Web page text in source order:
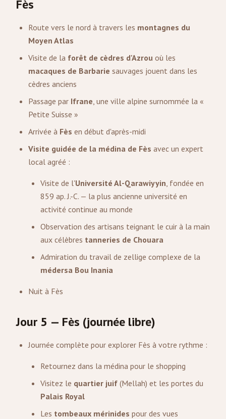
Fès
Route vers le nord à travers les montagnes du
Moyen Atlas
Visite de la forêt de cèdres d'Azrou où les
macaques de Barbarie sauvages jouent dans les
cèdres anciens
Passage par Ifrane, une ville alpine surnommée la «
Petite Suisse »
Arrivée à Fès en début d'après-midi
Visite guidée de la médina de Fès avec un expert
local agréé :
Visite de l'Université Al-Qarawiyyin, fondée en
859 ap. J.-C. — la plus ancienne université en
activité continue au monde
Observation des artisans teignant le cuir à la main
aux célèbres tanneries de Chouara
Admiration du travail de zellige complexe de la
médersa Bou Inania
Nuit à Fès
Jour 5 — Fès (journée libre)
Journée complète pour explorer Fès à votre rythme :
Retournez dans la médina pour le shopping
Visitez le quartier juif (Mellah) et les portes du
Palais Royal
Les tombeaux mérinides pour des vues